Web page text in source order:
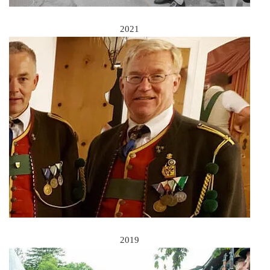
2021
2019